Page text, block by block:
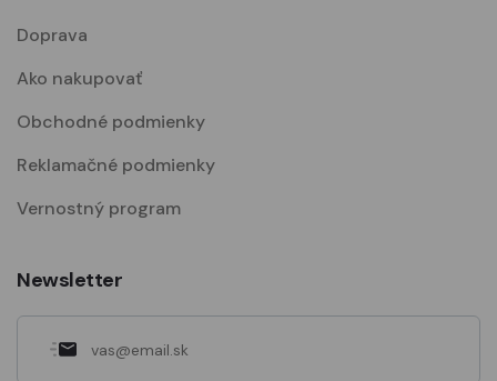
Doprava
Ako nakupovať
Obchodné podmienky
Reklamačné podmienky
Vernostný program
Newsletter